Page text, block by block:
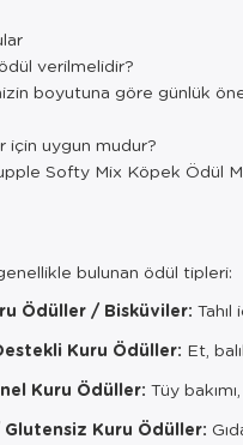
verilmelidir?
boyutuna göre günlük
için uygun mudur?
Softy Mix Köpek Ödül
bulunan ödül tipleri:
Ödüller / Bisküviler:
Kuru Ödüller: Et,
Kuru Ödüller: Tüy
Glutensiz Kuru Ödüller: